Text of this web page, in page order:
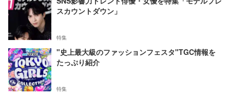
スカウントダウン」
特集
"史上最大級のファッションフェスタ"TGC情報を
たっぷり紹介
特集